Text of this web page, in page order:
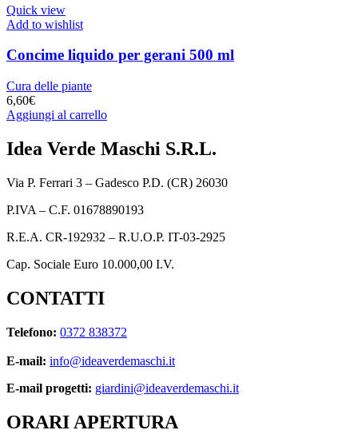
Quick view
Add to wishlist
Concime liquido per gerani 500 ml
Cura delle piante
6,60€
Aggiungi al carrello
Idea Verde Maschi S.R.L.
Via P. Ferrari 3 – Gadesco P.D. (CR) 26030
P.IVA – C.F. 01678890193
R.E.A. CR-192932 – R.U.O.P. IT-03-2925
Cap. Sociale Euro 10.000,00 I.V.
CONTATTI
Telefono: 0372 838372
E-mail: info@ideaverdemaschi.it
E-mail progetti: giardini@ideaverdemaschi.it
ORARI APERTURA